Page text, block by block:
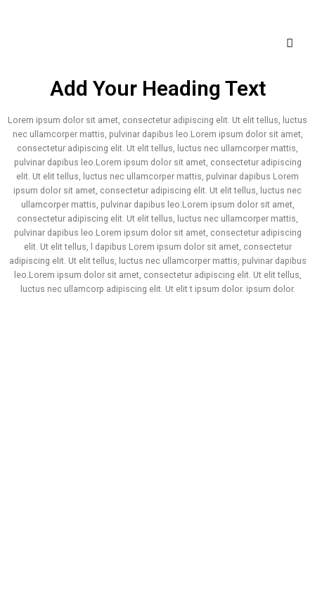
Add Your Heading Text
Lorem ipsum dolor sit amet, consectetur adipiscing elit. Ut elit tellus, luctus
nec ullamcorper mattis, pulvinar dapibus leo.Lorem ipsum dolor sit amet,
consectetur adipiscing elit. Ut elit tellus, luctus nec ullamcorper mattis,
pulvinar dapibus leo.Lorem ipsum dolor sit amet, consectetur adipiscing
elit. Ut elit tellus, luctus nec ullamcorper mattis, pulvinar dapibus Lorem
ipsum dolor sit amet, consectetur adipiscing elit. Ut elit tellus, luctus nec
ullamcorper mattis, pulvinar dapibus leo.Lorem ipsum dolor sit amet,
consectetur adipiscing elit. Ut elit tellus, luctus nec ullamcorper mattis,
pulvinar dapibus leo.Lorem ipsum dolor sit amet, consectetur adipiscing
elit. Ut elit tellus, l dapibus Lorem ipsum dolor sit amet, consectetur
adipiscing elit. Ut elit tellus, luctus nec ullamcorper mattis, pulvinar dapibus
leo.Lorem ipsum dolor sit amet, consectetur adipiscing elit. Ut elit tellus,
luctus nec ullamcorp adipiscing elit. Ut elit t ipsum dolor. ipsum dolor.